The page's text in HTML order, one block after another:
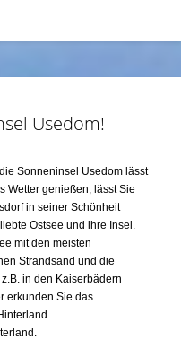
Usedom!
Sonneninsel Usedom lässt
Wetter genießen, lässt Sie
in seiner Schönheit
Ostsee und ihre Insel.
mit den meisten
Strandsand und die
in den Kaiserbädern
erkunden Sie das